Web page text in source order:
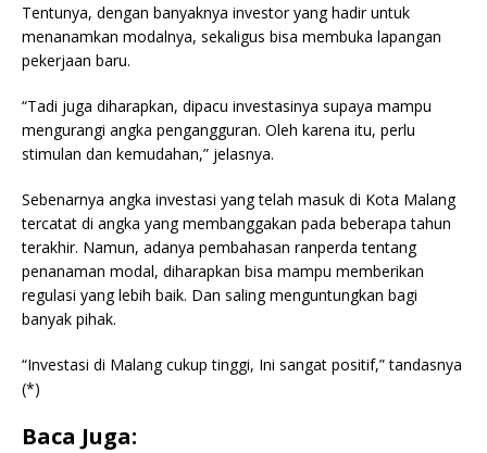
Tentunya, dengan banyaknya investor yang hadir untuk
menanamkan modalnya, sekaligus bisa membuka lapangan
pekerjaan baru.
“Tadi juga diharapkan, dipacu investasinya supaya mampu
mengurangi angka pengangguran. Oleh karena itu, perlu
stimulan dan kemudahan,” jelasnya.
Sebenarnya angka investasi yang telah masuk di Kota Malang
tercatat di angka yang membanggakan pada beberapa tahun
terakhir. Namun, adanya pembahasan ranperda tentang
penanaman modal, diharapkan bisa mampu memberikan
regulasi yang lebih baik. Dan saling menguntungkan bagi
banyak pihak.
“Investasi di Malang cukup tinggi, Ini sangat positif,” tandasnya
(*)
Baca Juga: